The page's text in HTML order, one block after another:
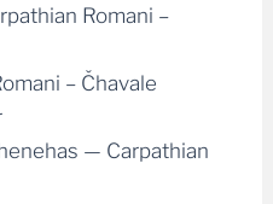
Romani –
– Čhavale
— Carpathian